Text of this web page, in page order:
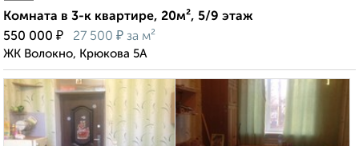
Комната в 3-к квартире, 20м², 5/9 этаж
550 000 ₽ 27 500 ₽ за м²
ЖК Волокно, Крюкова 5А